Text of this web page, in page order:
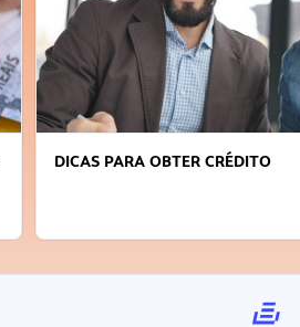
DICAS PARA OBTER CRÉDITO